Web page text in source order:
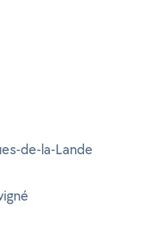
de-la-Lande